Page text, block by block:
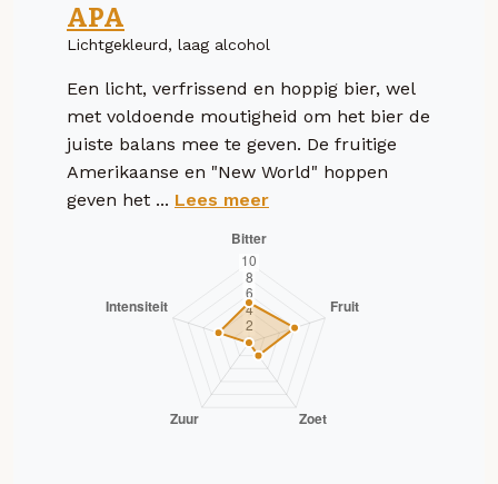
APA
Lichtgekleurd, laag alcohol
Een licht, verfrissend en hoppig bier, wel
met voldoende moutigheid om het bier de
juiste balans mee te geven. De fruitige
Amerikaanse en "New World" hoppen
geven het ... Lees meer